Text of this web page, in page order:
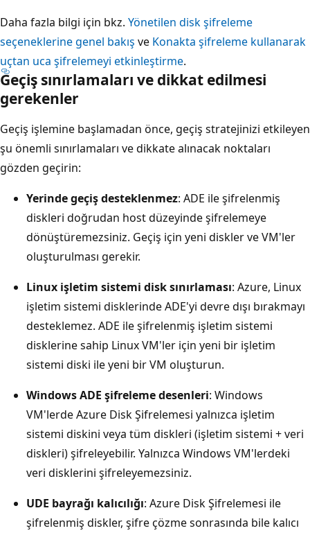
Daha fazla bilgi için bkz. Yönetilen disk şifreleme
seçeneklerine genel bakış ve Konakta şifreleme kullanarak
uçtan uca şifrelemeyi etkinleştirme.
Geçiş sınırlamaları ve dikkat edilmesi
gerekenler
Geçiş işlemine başlamadan önce, geçiş stratejinizi etkileyen
şu önemli sınırlamaları ve dikkate alınacak noktaları
gözden geçirin:
Yerinde geçiş desteklenmez: ADE ile şifrelenmiş
diskleri doğrudan host düzeyinde şifrelemeye
dönüştüremezsiniz. Geçiş için yeni diskler ve VM'ler
oluşturulması gerekir.
Linux işletim sistemi disk sınırlaması: Azure, Linux
işletim sistemi disklerinde ADE'yi devre dışı bırakmayı
desteklemez. ADE ile şifrelenmiş işletim sistemi
disklerine sahip Linux VM'ler için yeni bir işletim
sistemi diski ile yeni bir VM oluşturun.
Windows ADE şifreleme desenleri: Windows
VM'lerde Azure Disk Şifrelemesi yalnızca işletim
sistemi diskini veya tüm diskleri (işletim sistemi + veri
diskleri) şifreleyebilir. Yalnızca Windows VM'lerdeki
veri disklerini şifreleyemezsiniz.
UDE bayrağı kalıcılığı: Azure Disk Şifrelemesi ile
şifrelenmiş diskler, şifre çözme sonrasında bile kalıcı